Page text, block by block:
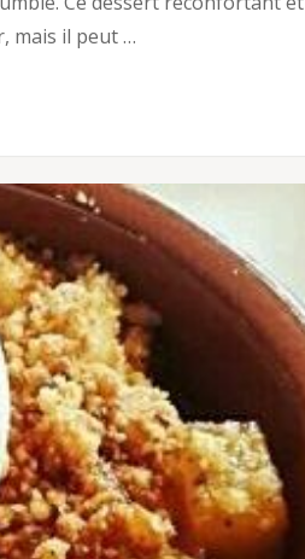
mais il peut …